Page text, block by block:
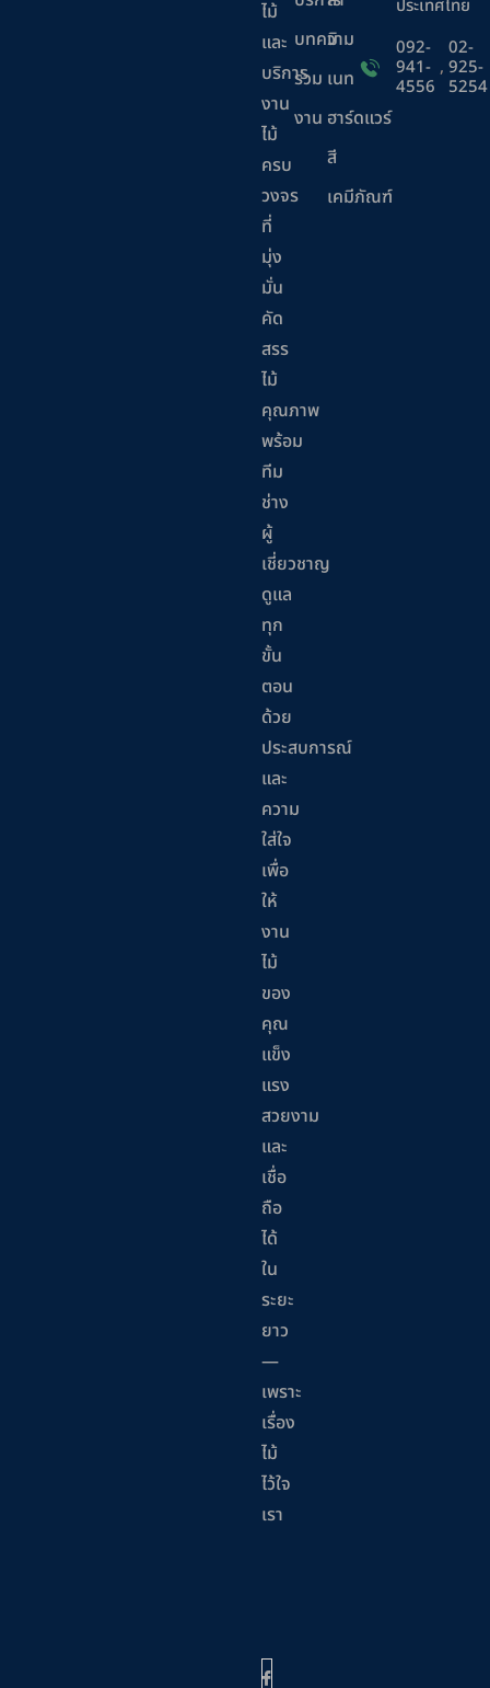
ไม้
และ
บริการ
งาน
ไม้
ครบ
วงจร
ที่
มุ่ง
มั่น
คัด
สรร
ไม้
คุณภาพ
พร้อม
ทีม
ช่าง
ผู้
เชี่ยวชาญ
ดูแล
ทุก
ขั้น
ตอน
ด้วย
ประสบการณ์
และ
ความ
ใส่ใจ
เพื่อ
ให้
งาน
ไม้
ของ
คุณ
แข็ง
แรง
สวยงาม
และ
เชื่อ
ถือ
ได้
ใน
ระยะ
ยาว
—
เพราะ
เรื่อง
ไม้
ไว้ใจ
เรา
บทความ
ร่วม
งาน
มิ
เนท
ฮาร์ดแวร์
สี
เคมีภัณฑ์
ประเทศไทย
092-
941-
4556
,
02-
925-
5254